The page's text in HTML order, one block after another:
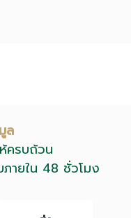
ล
ครบถ้วน
ายใน 48 ชั่วโมง